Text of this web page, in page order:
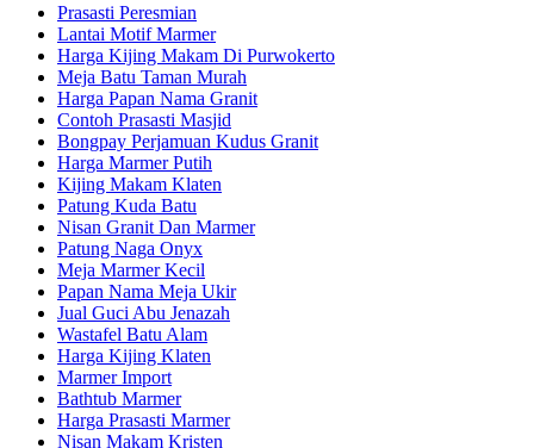
Prasasti Peresmian
Lantai Motif Marmer
Harga Kijing Makam Di Purwokerto
Meja Batu Taman Murah
Harga Papan Nama Granit
Contoh Prasasti Masjid
Bongpay Perjamuan Kudus Granit
Harga Marmer Putih
Kijing Makam Klaten
Patung Kuda Batu
Nisan Granit Dan Marmer
Patung Naga Onyx
Meja Marmer Kecil
Papan Nama Meja Ukir
Jual Guci Abu Jenazah
Wastafel Batu Alam
Harga Kijing Klaten
Marmer Import
Bathtub Marmer
Harga Prasasti Marmer
Nisan Makam Kristen